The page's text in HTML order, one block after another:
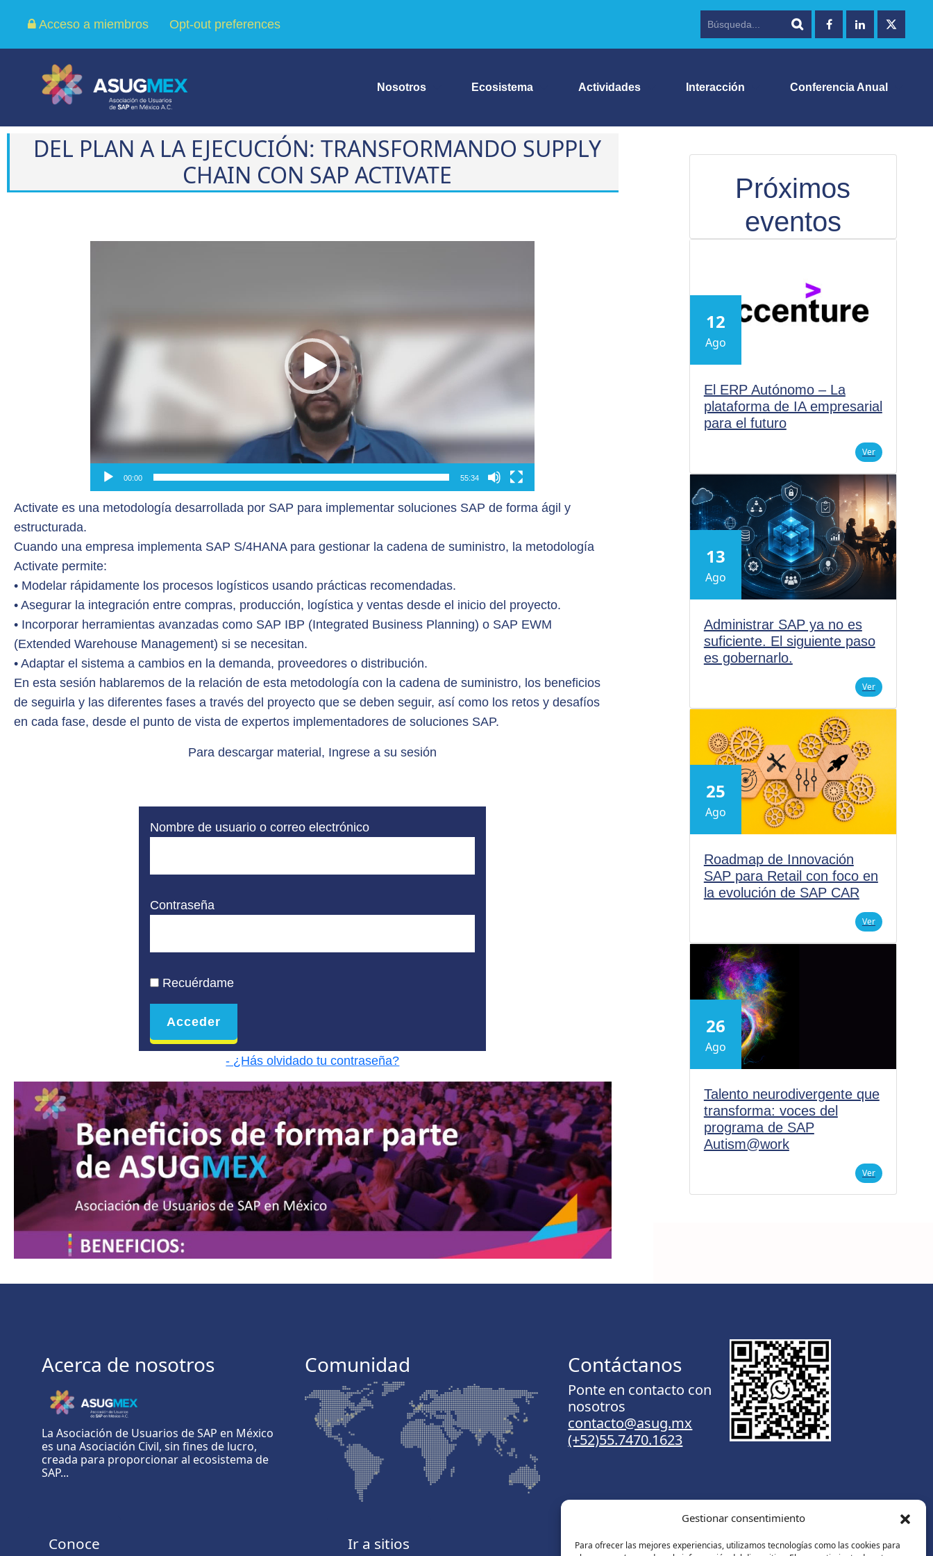
Gestionar consentimiento
Para ofrecer las mejores experiencias, utilizamos tecnologías como las cookies para
Acceso a miembros Opt-out preferences
Nosotros Ecosistema Actividades Interacción Conferencia Anual
DEL PLAN A LA EJECUCIÓN: TRANSFORMANDO SUPPLY
CHAIN CON SAP ACTIVATE
00:00 55:34
Activate es una metodología desarrollada por SAP para implementar soluciones SAP de forma ágil y
estructurada.
Cuando una empresa implementa SAP S/4HANA para gestionar la cadena de suministro, la metodología
Activate permite:
• Modelar rápidamente los procesos logísticos usando prácticas recomendadas.
• Asegurar la integración entre compras, producción, logística y ventas desde el inicio del proyecto.
• Incorporar herramientas avanzadas como SAP IBP (Integrated Business Planning) o SAP EWM
(Extended Warehouse Management) si se necesitan.
• Adaptar el sistema a cambios en la demanda, proveedores o distribución.
En esta sesión hablaremos de la relación de esta metodología con la cadena de suministro, los beneficios
de seguirla y las diferentes fases a través del proyecto que se deben seguir, así como los retos y desafíos
en cada fase, desde el punto de vista de expertos implementadores de soluciones SAP.
Para descargar material, Ingrese a su sesión
Nombre de usuario o correo electrónico
Contraseña
Recuérdame
- ¿Hás olvidado tu contraseña?
Próximos
eventos
12
Ago
El ERP Autónomo – La
plataforma de IA empresarial
para el futuro
Ver
13
Ago
Administrar SAP ya no es
suficiente. El siguiente paso
es gobernarlo.
Ver
25
Ago
Roadmap de Innovación
SAP para Retail con foco en
la evolución de SAP CAR
Ver
26
Ago
Talento neurodivergente que
transforma: voces del
programa de SAP
Autism@work
Ver
Acerca de nosotros
La Asociación de Usuarios de SAP en México
es una Asociación Civil, sin fines de lucro,
creada para proporcionar al ecosistema de
SAP...
Comunidad Contáctanos
Ponte en contacto con
nosotros
contacto@asug.mx
(+52)55.7470.1623
Conoce Ir a sitios Contáctanos